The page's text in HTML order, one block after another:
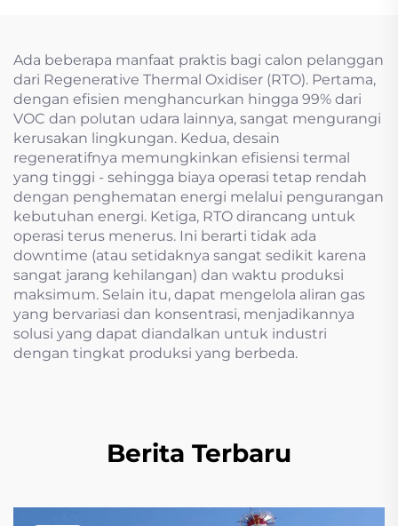
Ada beberapa manfaat praktis bagi calon pelanggan
dari Regenerative Thermal Oxidiser (RTO). Pertama,
dengan efisien menghancurkan hingga 99% dari
VOC dan polutan udara lainnya, sangat mengurangi
kerusakan lingkungan. Kedua, desain
regeneratifnya memungkinkan efisiensi termal
yang tinggi - sehingga biaya operasi tetap rendah
dengan penghematan energi melalui pengurangan
kebutuhan energi. Ketiga, RTO dirancang untuk
operasi terus menerus. Ini berarti tidak ada
downtime (atau setidaknya sangat sedikit karena
sangat jarang kehilangan) dan waktu produksi
maksimum. Selain itu, dapat mengelola aliran gas
yang bervariasi dan konsentrasi, menjadikannya
solusi yang dapat diandalkan untuk industri
dengan tingkat produksi yang berbeda.
Berita Terbaru